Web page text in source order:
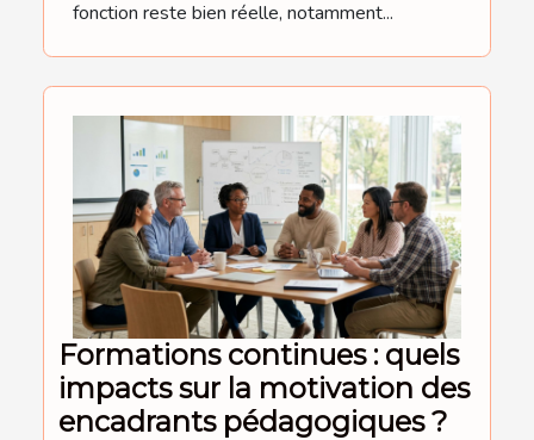
fonction reste bien réelle, notamment...
Formations continues : quels
impacts sur la motivation des
encadrants pédagogiques ?